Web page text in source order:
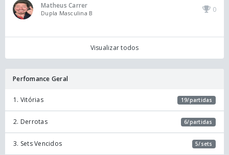
Matheus Carrer
Dupla Masculina B 0
Visualizar todos
Perfomance Geral
1. Vitórias 19/partidas
2. Derrotas 6/partidas
3. Sets Vencidos 5/sets